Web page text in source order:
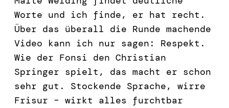
Worte und ich finde, er hat recht.
Über das überall die Runde machende
Video kann ich nur sagen: Respekt.
Wie der Fonsi den Christian
Springer spielt, das macht er schon
sehr gut. Stockende Sprache, wirre
Frisur – wirkt alles furchtbar